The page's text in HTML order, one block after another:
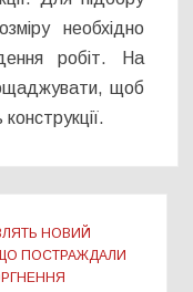
необхідно
робіт. На
щоб
НОВИЙ
ПОСТРАЖДАЛИ